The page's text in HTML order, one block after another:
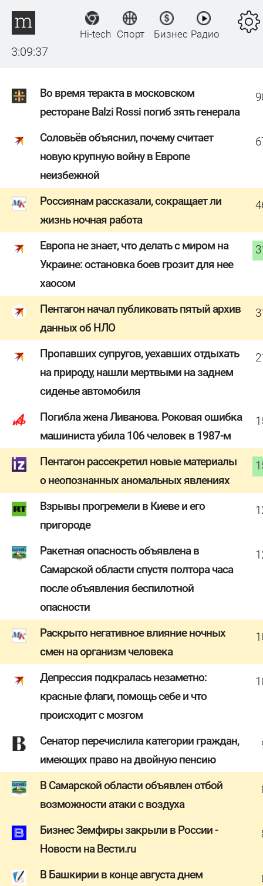
3:09:37
Hi-tech Спорт Бизнес Радио
Во время теракта в московском
ресторане Balzi Rossi погиб зять генерала
Соловьёв объяснил, почему считает
новую крупную войну в Европе
неизбежной
Россиянам рассказали, сокращает ли
жизнь ночная работа
Европа не знает, что делать с миром на
Украине: остановка боев грозит для нее
хаосом
Пентагон начал публиковать пятый архив
данных об НЛО
Пропавших супругов, уехавших отдыхать
на природу, нашли мертвыми на заднем
сиденье автомобиля
Погибла жена Ливанова. Роковая ошибка
машиниста убила 106 человек в 1987-м
Пентагон рассекретил новые материалы
о неопознанных аномальных явлениях
Взрывы прогремели в Киеве и его
пригороде
Ракетная опасность объявлена в
Самарской области спустя полтора часа
после объявления беспилотной
опасности
Раскрыто негативное влияние ночных
смен на организм человека
Депрессия подкралась незаметно:
красные флаги, помощь себе и что
происходит с мозгом
Сенатор перечислила категории граждан,
имеющих право на двойную пенсию
В Самарской области объявлен отбой
возможности атаки с воздуха
Бизнес Земфиры закрыли в России -
Новости на Вести.ru
В Башкирии в конце августа днем